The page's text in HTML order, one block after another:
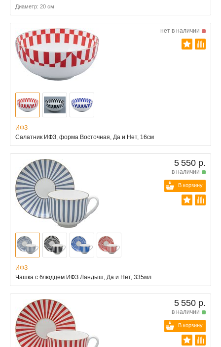
Диаметр: 20 см
нет в наличии
ИФЗ
Салатник ИФЗ, форма Восточная, Да и Нет, 16см
5 550 р.
в наличии
В корзину
ИФЗ
Чашка с блюдцем ИФЗ Ландыш, Да и Нет, 335мл
5 550 р.
в наличии
В корзину